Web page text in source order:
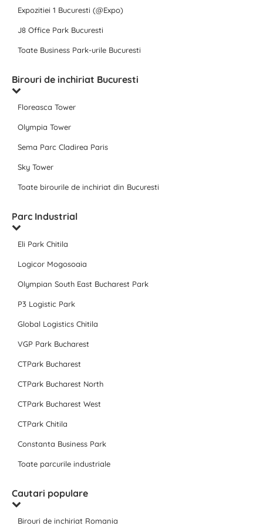
Expozitiei 1 Bucuresti (@Expo)
J8 Office Park Bucuresti
Toate Business Park-urile Bucuresti
Birouri de inchiriat Bucuresti
Floreasca Tower
Olympia Tower
Sema Parc Cladirea Paris
Sky Tower
Toate birourile de inchiriat din Bucuresti
Parc Industrial
Eli Park Chitila
Logicor Mogosoaia
Olympian South East Bucharest Park
P3 Logistic Park
Global Logistics Chitila
VGP Park Bucharest
CTPark Bucharest
CTPark Bucharest North
CTPark Bucharest West
CTPark Chitila
Constanta Business Park
Toate parcurile industriale
Cautari populare
Birouri de inchiriat Romania